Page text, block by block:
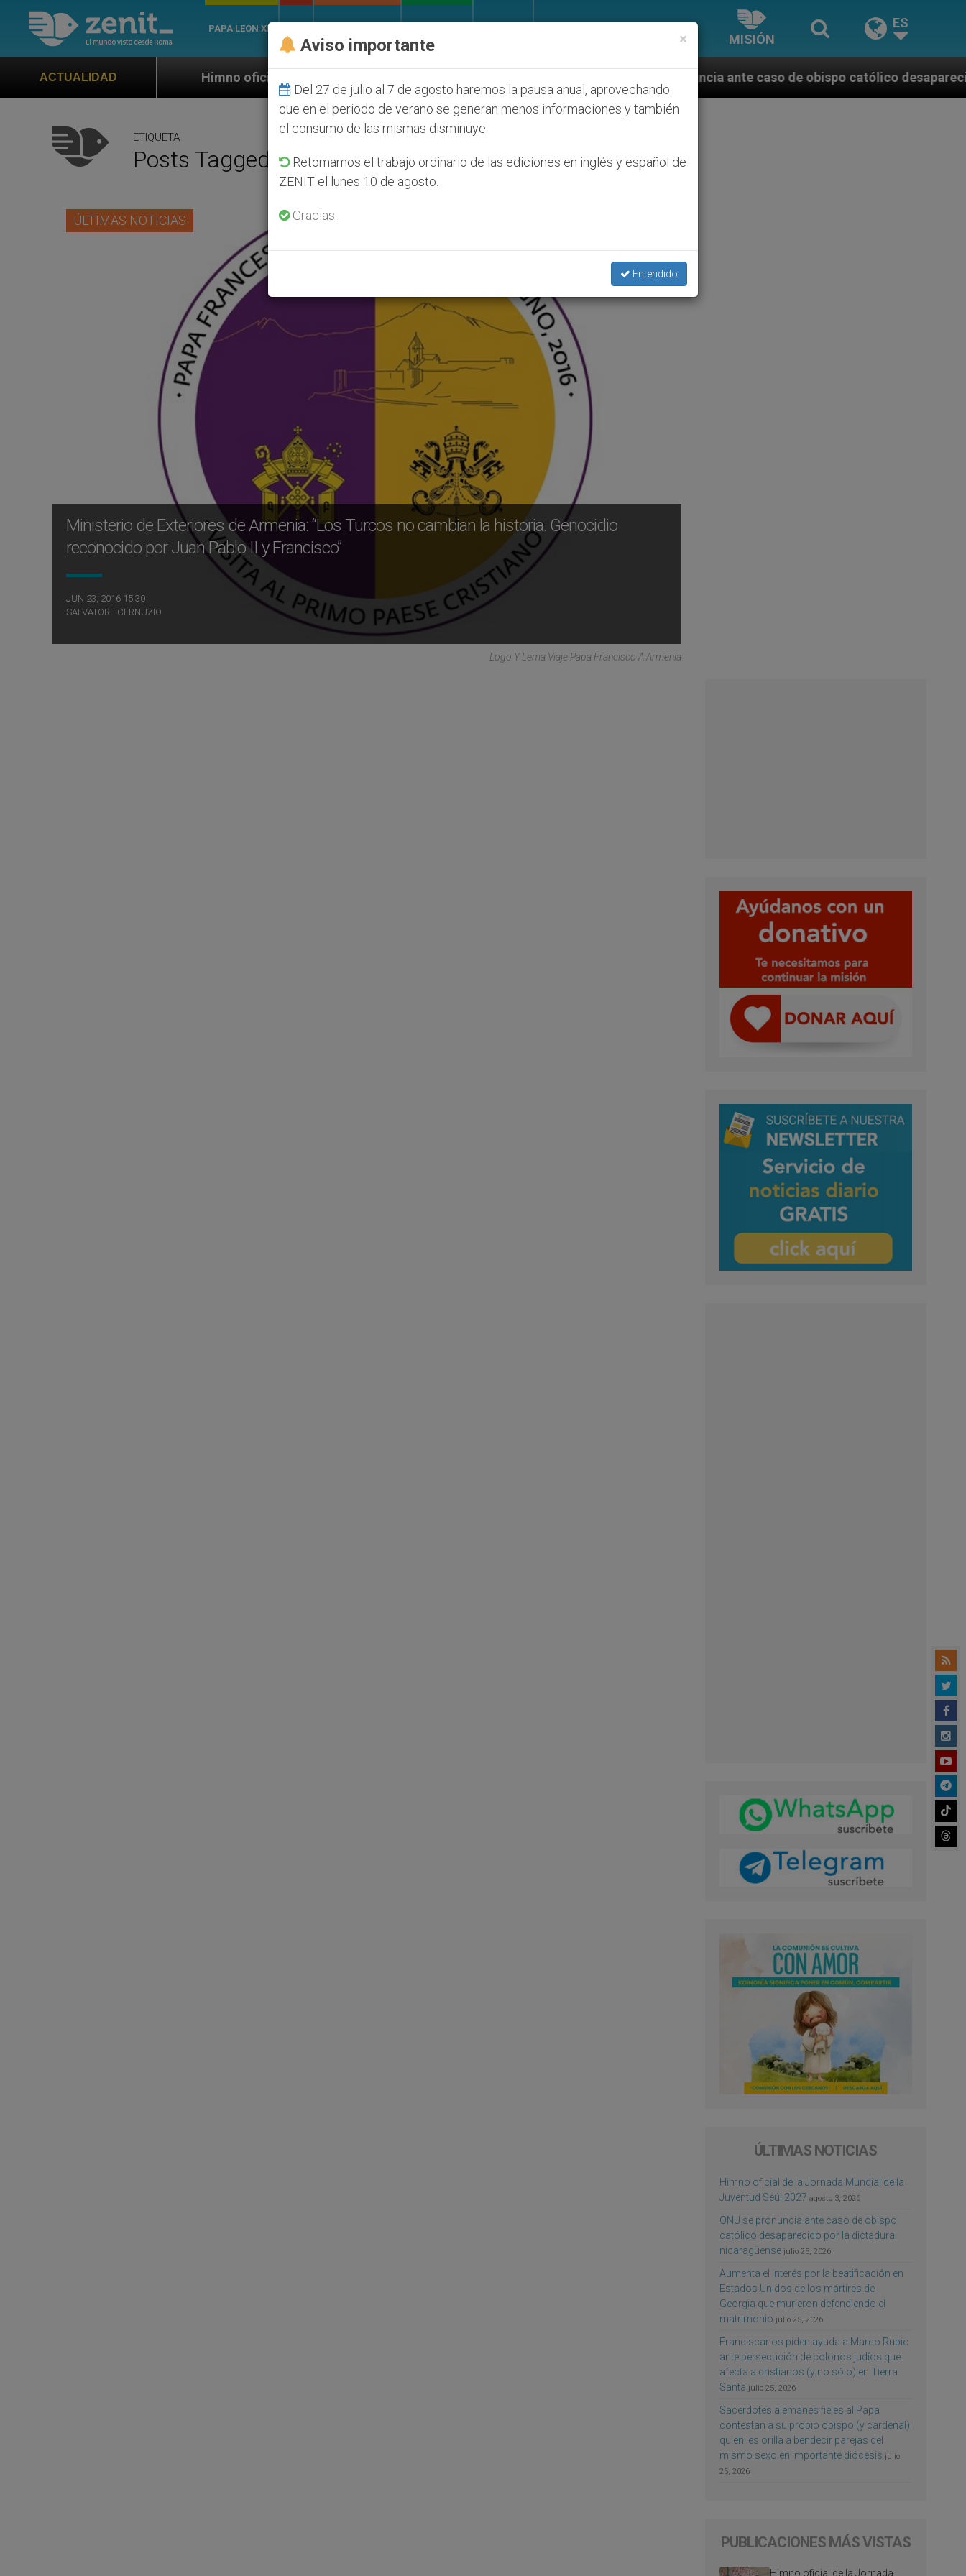
PAPA LEÓN XIV
MISIÓN
ES
ACTUALIDADHimno oficial de la Jornada Mundial de la Juventud Seúl 2027 ONU se pronuncia ante caso de obispo católico desaparecido por la
ETIQUETA
Posts Tagged ‘Garen Nazarian’
ÚLTIMAS NOTICIAS
Ministerio de Exteriores de Armenia: “Los Turcos no cambian la historia. Genocidio
reconocido por Juan Pablo II y Francisco”
JUN 23, 2016 15:30
SALVATORE CERNUZIO
Logo Y Lema Viaje Papa Francisco A Armenia
ÚLTIMAS NOTICIAS
Himno oficial de la Jornada Mundial de la
Juventud Seúl 2027 agosto 3, 2026
ONU se pronuncia ante caso de obispo
católico desaparecido por la dictadura
nicaragüense julio 25, 2026
Aumenta el interés por la beatificación en
Estados Unidos de los mártires de
Georgia que murieron defendiendo el
matrimonio julio 25, 2026
Franciscanos piden ayuda a Marco Rubio
ante persecución de colonos judíos que
afecta a cristianos (y no sólo) en Tierra
Santa julio 25, 2026
Sacerdotes alemanes fieles al Papa
contestan a su propio obispo (y cardenal)
quien les orilla a bendecir parejas del
mismo sexo en importante diócesis julio
25, 2026
PUBLICACIONES MÁS VISTAS
Himno oficial de la Jornada
×
Aviso importante
Del 27 de julio al 7 de agosto haremos la pausa anual, aprovechando
que en el periodo de verano se generan menos informaciones y también
el consumo de las mismas disminuye.
Retomamos el trabajo ordinario de las ediciones en inglés y español de
ZENIT el lunes 10 de agosto.
Gracias.
Entendido